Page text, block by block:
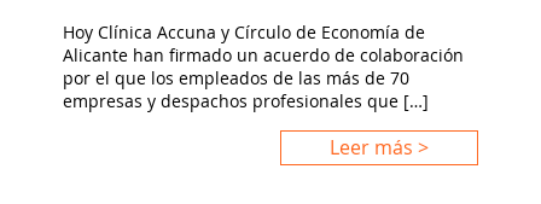
Hoy Clínica Accuna y Círculo de Economía de
Alicante han firmado un acuerdo de colaboración
por el que los empleados de las más de 70
empresas y despachos profesionales que […]
Leer más >